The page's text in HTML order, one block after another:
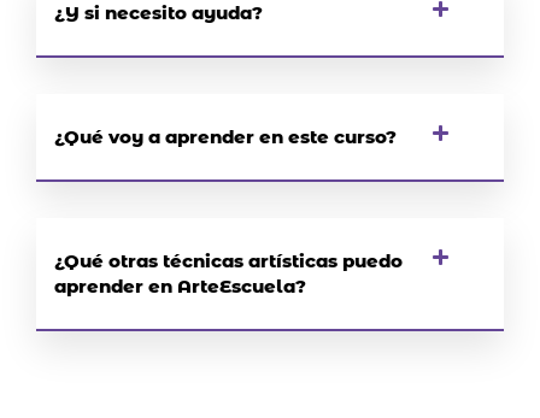
¿Y si necesito ayuda?
¿Qué voy a aprender en este curso?
¿Qué otras técnicas artísticas puedo
aprender en ArteEscuela?